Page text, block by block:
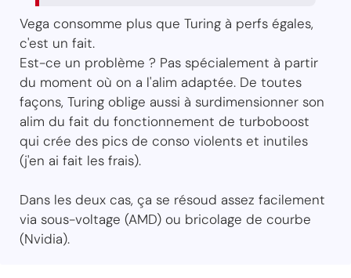
Vega consomme plus que Turing à perfs égales,
c'est un fait.
Est-ce un problème ? Pas spécialement à partir
du moment où on a l'alim adaptée. De toutes
façons, Turing oblige aussi à surdimensionner son
alim du fait du fonctionnement de turboboost
qui crée des pics de conso violents et inutiles
(j'en ai fait les frais).
Dans les deux cas, ça se résoud assez facilement
via sous-voltage (AMD) ou bricolage de courbe
(Nvidia).